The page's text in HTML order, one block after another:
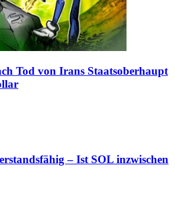
Tod von Irans Staatsoberhaupt
– Ist SOL inzwischen